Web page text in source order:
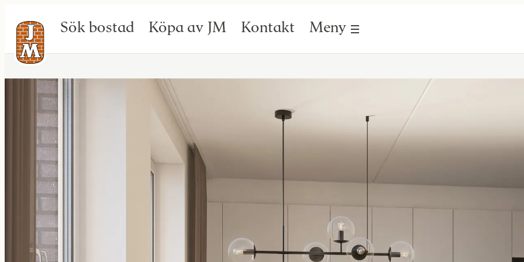
Sök bostad Köpa av JM Kontakt Meny